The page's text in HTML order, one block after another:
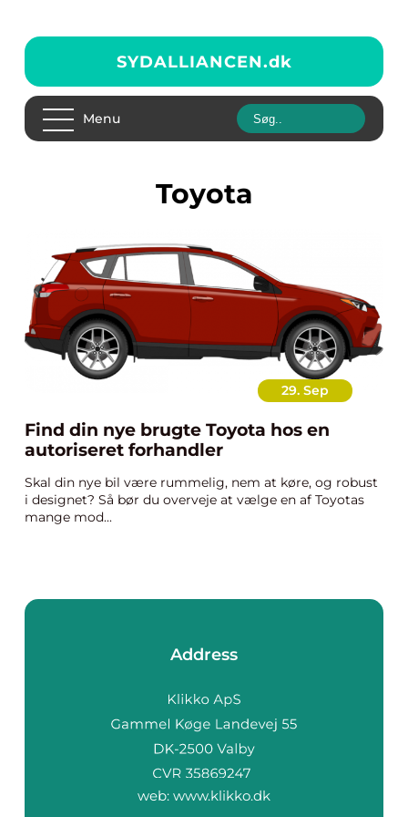
SYDALLIANCEN.dk
Menu
Toyota
29. Sep
Find din nye brugte Toyota hos en
autoriseret forhandler
Skal din nye bil være rummelig, nem at køre, og robust
i designet? Så bør du overveje at vælge en af Toyotas
mange mod...
Address
web: www.klikko.dk